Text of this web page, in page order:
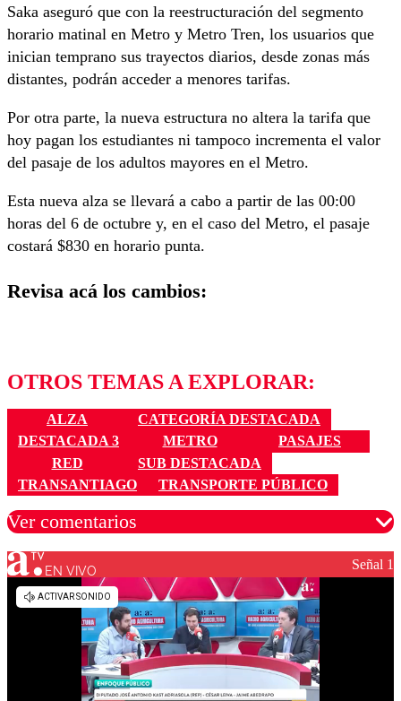
Saka aseguró que con la reestructuración del segmento
horario matinal en Metro y Metro Tren, los usuarios que
inician temprano sus trayectos diarios, desde zonas más
distantes, podrán acceder a menores tarifas.
Por otra parte, la nueva estructura no altera la tarifa que
hoy pagan los estudiantes ni tampoco incrementa el valor
del pasaje de los adultos mayores en el Metro.
Esta nueva alza se llevará a cabo a partir de las 00:00
horas del 6 de octubre y, en el caso del Metro, el pasaje
costará $830 en horario punta.
Revisa acá los cambios:
OTROS TEMAS A EXPLORAR:
ALZA
CATEGORÍA DESTACADA
DESTACADA 3
METRO
PASAJES
RED
SUB DESTACADA
TRANSANTIAGO
TRANSPORTE PÚBLICO
Ver comentarios
Los comentarios son moderados para garantizar un
diálogo respetuoso.
EN VIVO Señal 1